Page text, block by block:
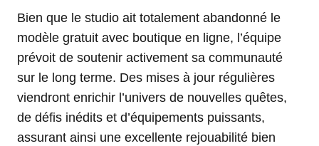
Bien que le studio ait totalement abandonné le
modèle gratuit avec boutique en ligne, l’équipe
prévoit de soutenir activement sa communauté
sur le long terme. Des mises à jour régulières
viendront enrichir l’univers de nouvelles quêtes,
de défis inédits et d’équipements puissants,
assurant ainsi une excellente rejouabilité bien